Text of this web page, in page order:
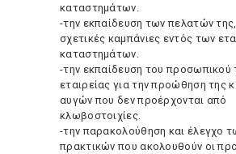
καταστημάτων.
-την εκπαίδευση των πελατών
σχετικές καμπάνιες εντός των
καταστημάτων.
-την εκπαίδευση του προσωπικού
εταιρείας για την προώθηση της
αυγών που δεν προέρχονται από
κλωβοστοιχίες.
-την παρακολούθηση και έλεγχο
πρακτικών που ακολουθούν οι